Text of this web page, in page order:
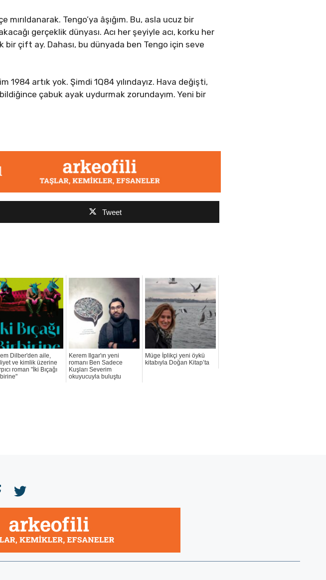
Tengo’ya âşığım. Bu, asla ucuz bir
gerçeklik dünyası. Acı her şeyiyle acı, korku her
çift ay. Dahası, bu dünyada ben Tengo için seve
artık yok. Şimdi 1Q84 yılındayız. Hava değişti,
çabuk ayak uydurmak zorundayım. Yeni bir
Tweet
Dilber'den aile,
ve kimlik üzerine
roman "İki Bıçağı
Kerem Ilgar'ın yeni
romanı Ben Sadece
Kuşları Severim
okuyucuyla buluştu
Müge İplikçi yeni öykü
kitabıyla Doğan Kitap’ta